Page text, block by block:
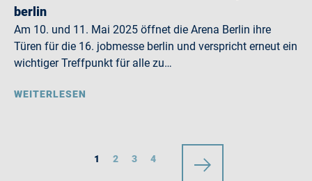
berlin
Am 10. und 11. Mai 2025 öffnet die Arena Berlin ihre
Türen für die 16. jobmesse berlin und verspricht erneut ein
wichtiger Treffpunkt für alle zu…
WEITERLESEN
1 2 3 4